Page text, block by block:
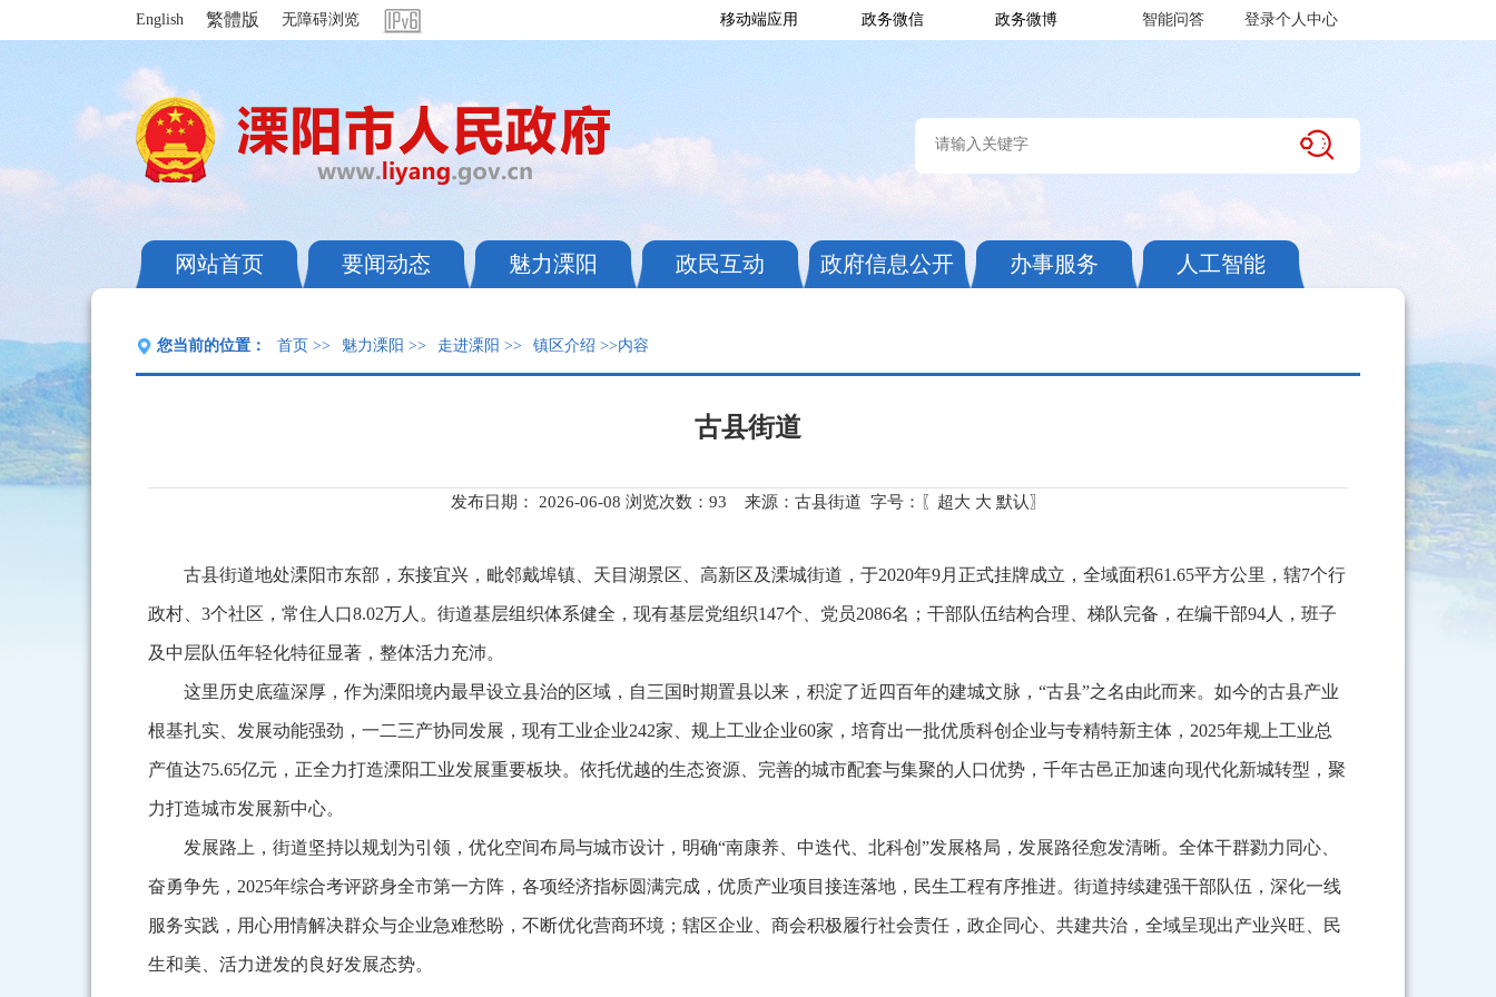
English 繁體版 无障碍浏览 移动端应用 政务微信 政务微博 智能问答 登录个人中心
网站首页 要闻动态 魅力溧阳 政民互动 政府信息公开 办事服务 人工智能
您当前的位置： 首页 >> 魅力溧阳 >> 走进溧阳 >> 镇区介绍 >>内容
古县街道
发布日期： 2026-06-08 浏览次数： 93 来源：古县街道 字号：〖 超大 大 默认〗
古县街道地处溧阳市东部，东接宜兴，毗邻戴埠镇、天目湖景区、高新区及溧城街道，于2020年9月正式挂牌成立，全域面积61.65平方公里，辖7个行
政村、3个社区，常住人口8.02万人。街道基层组织体系健全，现有基层党组织147个、党员2086名；干部队伍结构合理、梯队完备，在编干部94人，班子
及中层队伍年轻化特征显著，整体活力充沛。
这里历史底蕴深厚，作为溧阳境内最早设立县治的区域，自三国时期置县以来，积淀了近四百年的建城文脉，“古县”之名由此而来。如今的古县产业
根基扎实、发展动能强劲，一二三产协同发展，现有工业企业242家、规上工业企业60家，培育出一批优质科创企业与专精特新主体，2025年规上工业总
产值达75.65亿元，正全力打造溧阳工业发展重要板块。依托优越的生态资源、完善的城市配套与集聚的人口优势，千年古邑正加速向现代化新城转型，聚
力打造城市发展新中心。
发展路上，街道坚持以规划为引领，优化空间布局与城市设计，明确“南康养、中迭代、北科创”发展格局，发展路径愈发清晰。全体干群勠力同心、
奋勇争先，2025年综合考评跻身全市第一方阵，各项经济指标圆满完成，优质产业项目接连落地，民生工程有序推进。街道持续建强干部队伍，深化一线
服务实践，用心用情解决群众与企业急难愁盼，不断优化营商环境；辖区企业、商会积极履行社会责任，政企同心、共建共治，全域呈现出产业兴旺、民
生和美、活力迸发的良好发展态势。